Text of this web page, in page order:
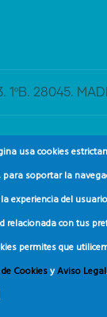
28045.
usa cookies
para soportar la
experiencia del
con tus
permites que
CookiesyAviso Legal